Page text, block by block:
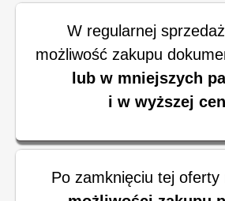
W regularnej
możliwość zakupu
lub w mniejszych
i w wyższej
Po zamknięciu tej oferty